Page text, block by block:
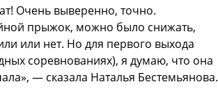
Очень выверенно, точно.
прыжок, можно было снижать,
или нет. Но для первого выхода
соревнованиях), я думаю, что она
— сказала Наталья Бестемьянова.